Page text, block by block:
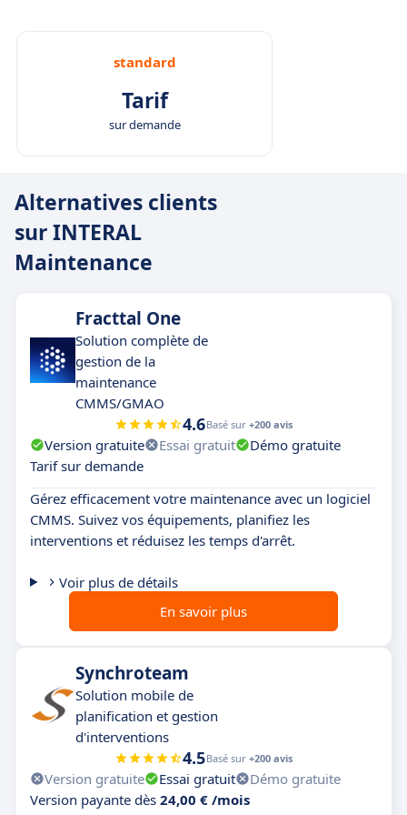
standard
Tarif
sur demande
Alternatives clients
sur INTERAL
Maintenance
Fracttal One
Solution complète de
gestion de la
maintenance
CMMS/GMAO
4.6Basé sur +200 avis
Version gratuite Essai gratuit
Démo gratuite
Tarif sur demande
Gérez efficacement votre maintenance avec un logiciel
CMMS. Suivez vos équipements, planifiez les
interventions et réduisez les temps d'arrêt.
Voir plus de détails
En savoir plus
Synchroteam
Solution mobile de
planification et gestion
d'interventions
4.5Basé sur +200 avis
Version gratuite Essai gratuit
Démo gratuite
Version payante dès 24,00 € /mois